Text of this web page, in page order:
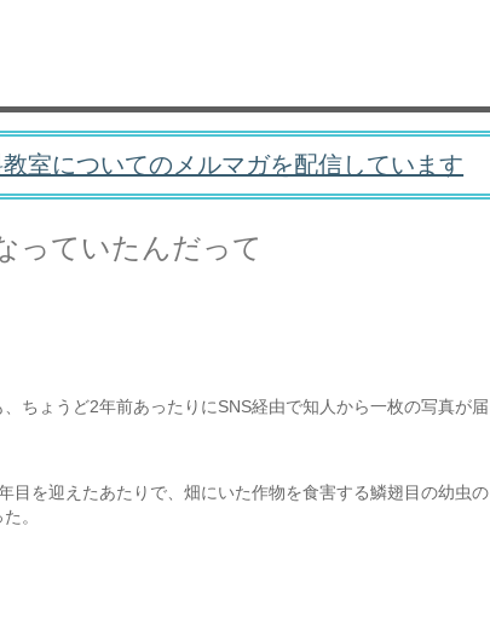
室についてのメルマガを配信しています
っていたんだって
ちょうど2年前あったりにSNS経由で知人から一枚の写真が届
目を迎えたあたりで、畑にいた作物を食害する鱗翅目の幼虫の
。